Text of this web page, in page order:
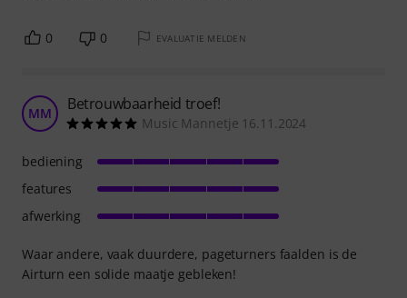
0 0 EVALUATIE MELDEN
MM Betrouwbaarheid troef!
Music Mannetje 16.11.2024
Waar andere, vaak duurdere, pageturners faalden is de
Airturn een solide maatje gebleken!
bediening
features
afwerking